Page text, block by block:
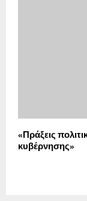
«Πράξεις
κυβέρνησης»